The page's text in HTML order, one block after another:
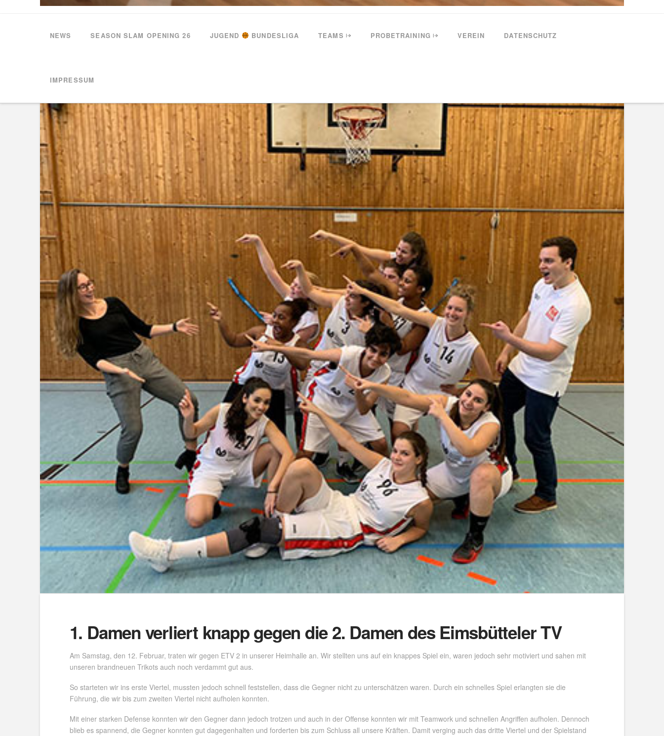
NEWS SEASON SLAM OPENING 26 JUGEND BUNDESLIGA TEAMS PROBETRAINING VEREIN DATENSCHUTZ
IMPRESSUM
1. Damen verliert knapp gegen die 2. Damen des Eimsbütteler TV
Am Samstag, den 12. Februar, traten wir gegen ETV 2 in unserer Heimhalle an. Wir stellten uns auf ein knappes Spiel ein, waren jedoch sehr motiviert und sahen mit
unseren brandneuen Trikots auch noch verdammt gut aus.
So starteten wir ins erste Viertel, mussten jedoch schnell feststellen, dass die Gegner nicht zu unterschätzen waren. Durch ein schnelles Spiel erlangten sie die
Führung, die wir bis zum zweiten Viertel nicht aufholen konnten.
Mit einer starken Defense konnten wir den Gegner dann jedoch trotzen und auch in der Offense konnten wir mit Teamwork und schnellen Angriffen aufholen. Dennoch
blieb es spannend, die Gegner konnten gut dagegenhalten und forderten bis zum Schluss all unsere Kräften. Damit verging auch das dritte Viertel und der Spielstand